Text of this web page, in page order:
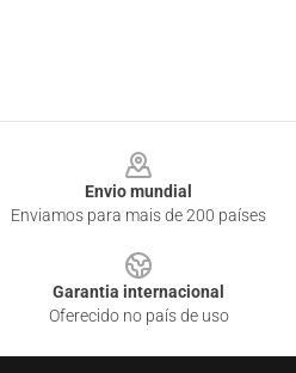
Envio mundial
Enviamos para mais de 200 países
Garantia internacional
Oferecido no país de uso